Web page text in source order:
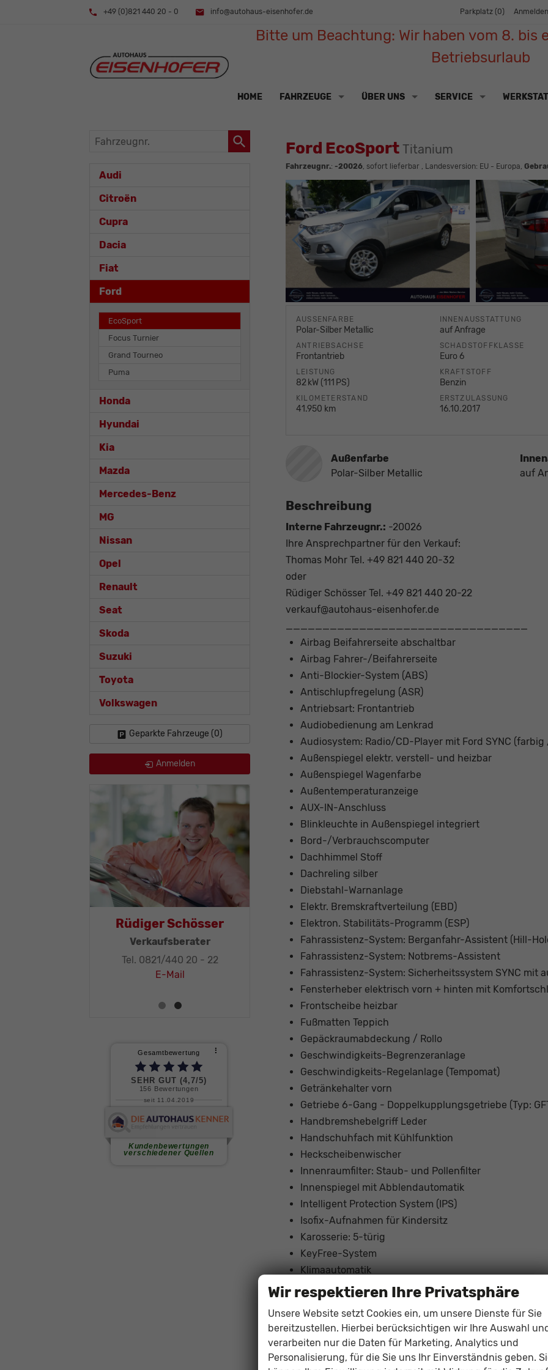
+49 (0)821 440 20 - 0 info@autohaus-eisenhofer.de Parkplatz (0) Anmelden
Bitte um Beachtung: Wir haben vom 8. bis
Betriebsurlaub
HOME FAHRZEUGE ÜBER UNS SERVICE
Ford EcoSport Titanium
Fahrzeugnr.: -20026, sofort lieferbar , Landesversion: EU - Europa,
AUSSENFARBE
Polar-Silber Metallic
INNENAUSSTATTUNG
auf Anfrage
ANTRIEBSACHSE
Frontantrieb
SCHADSTOFFKLASSE
Euro 6
LEISTUNG
82 kW (111 PS)
KRAFTSTOFF
Benzin
KILOMETERSTAND
41.950 km
ERSTZULASSUNG
16.10.2017
Außenfarbe
Polar-Silber Metallic
auf
Beschreibung
Interne Fahrzeugnr.: -20026
Ihre Ansprechpartner für den Verkauf:
Thomas Mohr Tel. +49 821 440 20-32
oder
Rüdiger Schösser Tel. +49 821 440 20-22
verkauf@autohaus-eisenhofer.de
_________________________________
Airbag Beifahrerseite abschaltbar
Airbag Fahrer-/Beifahrerseite
Anti-Blockier-System (ABS)
Antischlupfregelung (ASR)
Antriebsart: Frontantrieb
Audiobedienung am Lenkrad
Audiosystem: Radio/CD-Player mit Ford SYNC
Außenspiegel elektr. verstell- und heizbar
Außenspiegel Wagenfarbe
Außentemperaturanzeige
AUX-IN-Anschluss
Blinkleuchte in Außenspiegel integriert
Bord-/Verbrauchscomputer
Dachhimmel Stoff
Dachreling silber
Diebstahl-Warnanlage
Elektr. Bremskraftverteilung (EBD)
Elektron. Stabilitäts-Programm (ESP)
Fahrassistenz-System: Berganfahr-Assistent (Hill-
Fahrassistenz-System: Notbrems-Assistent
Fahrassistenz-System: Sicherheitssystem SYNC mit
Fensterheber elektrisch vorn + hinten mit
Frontscheibe heizbar
Fußmatten Teppich
Gepäckraumabdeckung / Rollo
Geschwindigkeits-Begrenzeranlage
Geschwindigkeits-Regelanlage (Tempomat)
Getränkehalter vorn
Getriebe 6-Gang - Doppelkupplungsgetriebe (Typ:
Handbremshebelgriff Leder
Handschuhfach mit Kühlfunktion
Heckscheibenwischer
Innenraumfilter: Staub- und Pollenfilter
Innenspiegel mit Abblendautomatik
Intelligent Protection System (IPS)
Isofix-Aufnahmen für Kindersitz
Karosserie: 5-türig
KeyFree-System
Klimaautomatik
Knieairbag Fahrerseite
Komfort-Paket
Kopf-Schulter-Airbag vorn und hinten
Lendenwirbelstütze Sitz vorn links
Lenkrad (Leder) mit Multifunktion
Fahrzeugnr.
Audi
Citroën
Cupra
Dacia
Fiat
Ford
EcoSport
Focus Turnier
Grand Tourneo
Puma
Honda
Hyundai
Kia
Mazda
Mercedes-Benz
MG
Nissan
Opel
Renault
Seat
Skoda
Suzuki
Toyota
Volkswagen
Geparkte Fahrzeuge (0)
Anmelden
Rüdiger Schösser
Verkaufsberater
Tel. 0821/440 20 - 22
E-Mail
Wir respektieren Ihre Privatsphäre
Unsere Website setzt Cookies ein, um unsere Dienste für Sie
bereitzustellen. Hierbei berücksichtigen wir Ihre Auswahl
verarbeiten nur die Daten für Marketing, Analytics und
Personalisierung, für die Sie uns Ihr Einverständnis geben.